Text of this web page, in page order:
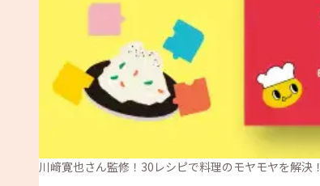
川﨑寛也さん監修！30レシピで料理のモヤモヤを解決！